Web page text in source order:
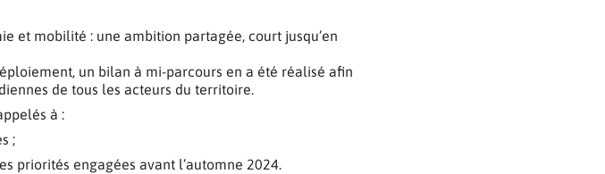
et mobilité : une ambition partagée, court jusqu’en
un bilan à mi-parcours en a été réalisé afin
de tous les acteurs du territoire.
à :
;
priorités engagées avant l’automne 2024.